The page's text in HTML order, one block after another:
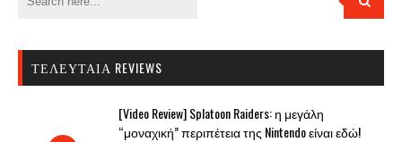
ΤΕΛΕΥΤΑΊΑ REVIEWS
[Video Review] Splatoon Raiders: η μεγάλη
“μοναχική” περιπέτεια της Nintendo είναι εδώ!